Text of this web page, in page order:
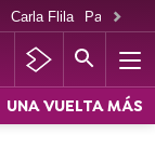
Carla Flila Paco
UNA VUELTA MÁS